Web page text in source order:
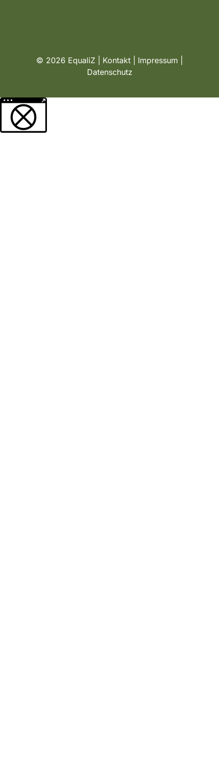
© 2026 EqualiZ | Kontakt Impressum
Datenschutz
Weitere Informationen über den gesperrten Inhalt.